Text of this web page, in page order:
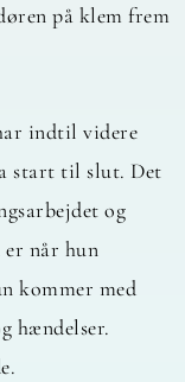
på klem frem
indtil videre
start til slut. Det
og
er når hun
kommer med
hændelser.